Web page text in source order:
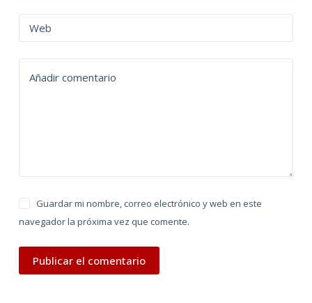
Web
Añadir comentario
Guardar mi nombre, correo electrónico y web en este
navegador la próxima vez que comente.
Publicar el comentario
a
t